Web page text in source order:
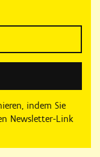
indem Sie
Newsletter-Link